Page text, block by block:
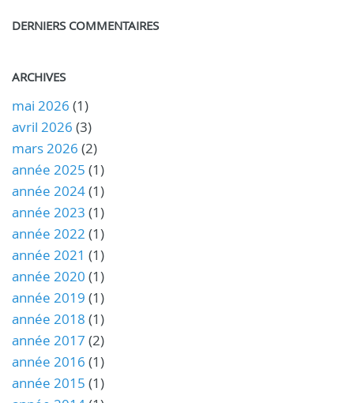
DERNIERS COMMENTAIRES
ARCHIVES
mai 2026 (1)
avril 2026 (3)
mars 2026 (2)
année 2025 (1)
année 2024(1)
année 2023 (1)
année 2022 (1)
année 2021 (1)
année 2020 (1)
année 2019 (1)
année 2018 (1)
année 2017 (2)
année 2016 (1)
année 2015 (1)